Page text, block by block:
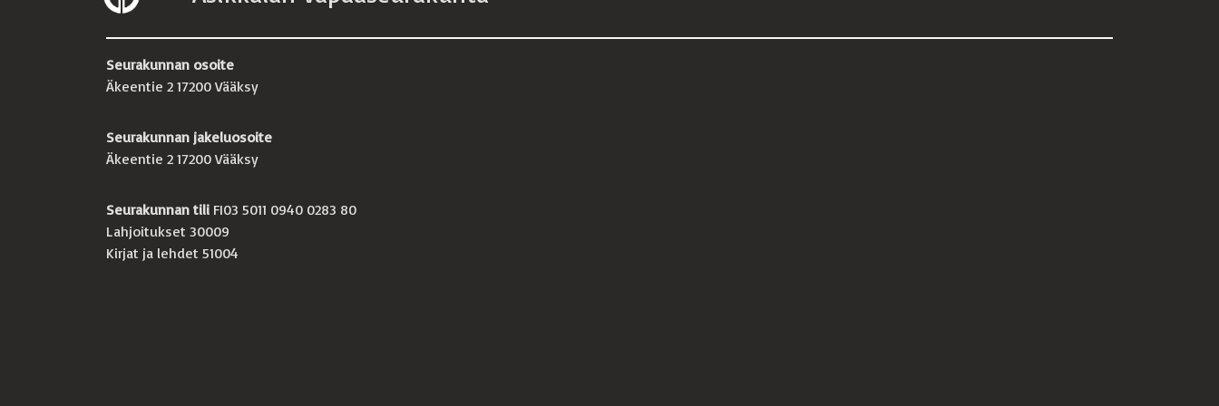
Seurakunnan osoite
Äkeentie 2 17200 Vääksy
Seurakunnan jakeluosoite
Äkeentie 2 17200 Vääksy
Seurakunnan tili FI03 5011 0940 0283 80
Lahjoitukset 30009
Kirjat ja lehdet 51004